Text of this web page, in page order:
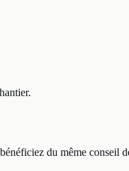
du même conseil